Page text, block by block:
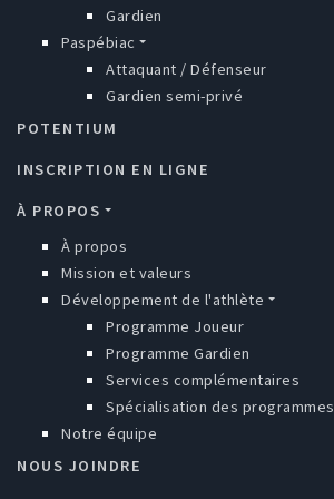
Gardien
Paspébiac
Attaquant / Défenseur
Gardien semi-privé
POTENTIUM
INSCRIPTION EN LIGNE
À PROPOS
À propos
Mission et valeurs
Développement de l'athlète
Programme Joueur
Programme Gardien
Services complémentaires
Spécialisation des programmes
Notre équipe
NOUS JOINDRE